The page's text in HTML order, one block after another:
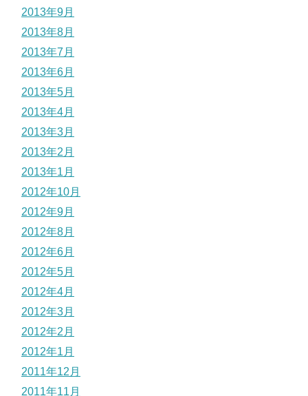
2013年9月
2013年8月
2013年7月
2013年6月
2013年5月
2013年4月
2013年3月
2013年2月
2013年1月
2012年10月
2012年9月
2012年8月
2012年6月
2012年5月
2012年4月
2012年3月
2012年2月
2012年1月
2011年12月
2011年11月